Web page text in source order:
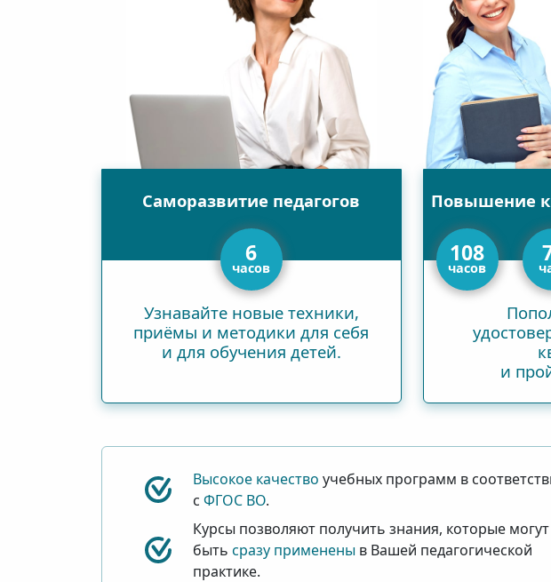
Повышение
108
часов
и
Cаморазвитие педагогов
6
часов
Узнавайте новые техники,
приёмы и методики для себя
и для обучения детей.
Высокое качество учебных программ в
с ФГОС ВО.
Курсы позволяют получить знания, которые могут
быть сразу применены в Вашей педагогической
практике.